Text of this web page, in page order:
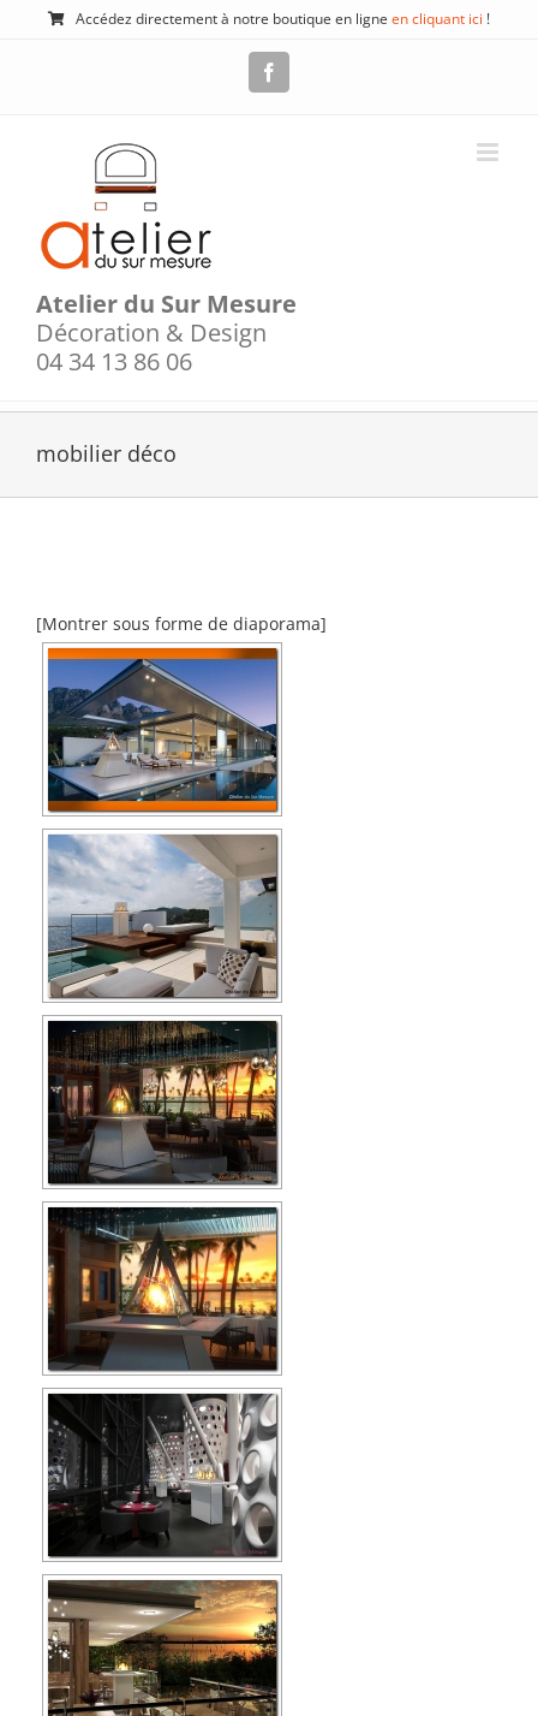
Passer
Accédez directement à notre boutique en ligne en cliquant ici !
Atelier du Sur Mesure
Décoration & Design
04 34 13 86 06
mobilier déco
[Montrer sous forme de diaporama]